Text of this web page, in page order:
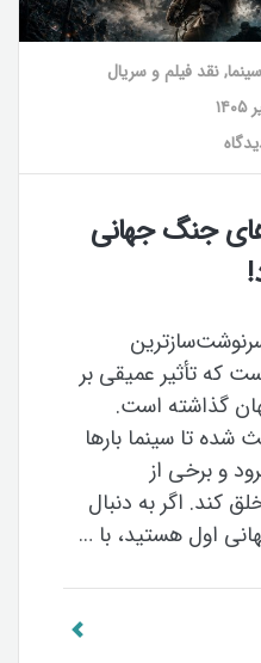
سینما,نقد فیلم و سریال
جنگ جهانی
که تأثیر عمیقی بر
گذاشته است.
تا سینما بارها
و برخی از
کند. اگر به دنبال
اول هستید، با …